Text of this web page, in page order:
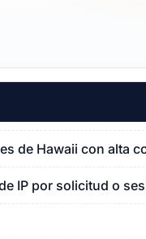
de Hawaii con alta
IP por solicitud o